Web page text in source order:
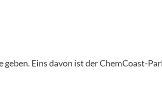
Eins davon ist der ChemCoast-